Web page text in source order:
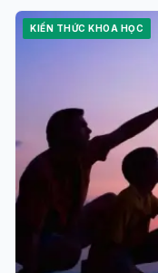
KIẾN THỨC KHOA HỌC